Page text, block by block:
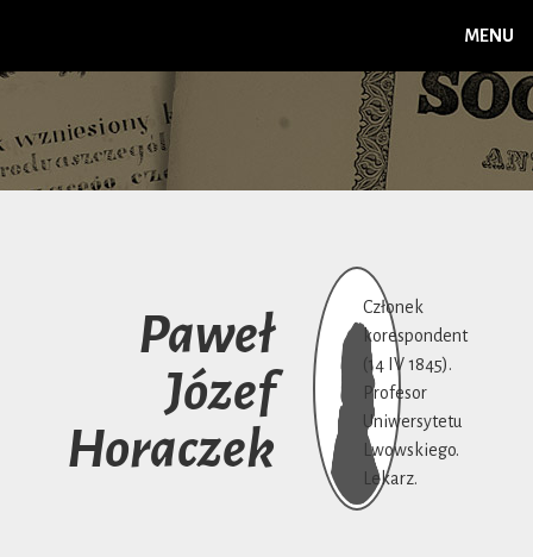
MENU
Paweł
Józef
Horaczek
Członek
korespondent
(14 IV 1845).
Profesor
Uniwersytetu
Lwowskiego.
Lekarz.